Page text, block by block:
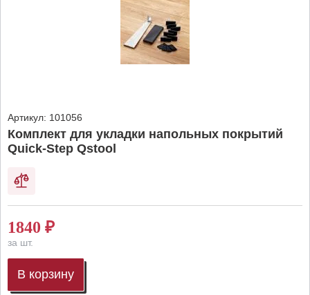
Артикул: 101056
Комплект для укладки напольных покрытий
Quick-Step Qstool
1840 ₽
за шт.
В корзину